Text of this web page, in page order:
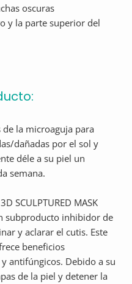
oscuras
y la parte superior del
la microaguja para
dañadas por el sol y
déle a su piel un
semana.
SCULPTURED MASK
subproducto inhibidor de
y aclarar el cutis. Este
beneficios
antifúngicos. Debido a su
de la piel y detener la